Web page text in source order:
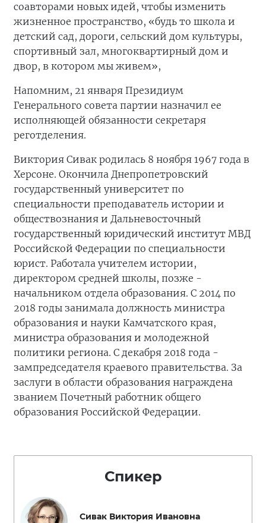
соавторами новых идей, чтобы изменить
жизненное пространство, «будь то школа и
детский сад, дороги, сельский дом культуры,
спортивный зал, многоквартирный дом и
двор, в котором мы живем»,
Напомним, 21 января Президиум
Генерального совета партии назначил ее
исполняющей обязанности секретаря
реготделения.
Виктория Сивак родилась 8 ноября 1967 года в
Херсоне. Окончила Днепропетровский
государственный университет по
специальности преподаватель истории и
обществознания и Дальневосточный
государственный юридический институт МВД
Российской Федерации по специальности
юрист. Работала учителем истории,
директором средней школы, позже -
начальником отдела образования. С 2014 по
2018 годы занимала должность министра
образования и науки Камчатского края,
министра образования и молодежной
политики региона. С декабря 2018 года -
зампредседателя краевого правительства. За
заслуги в области образования награждена
званием Почетный работник общего
образования Российской Федерации.
Спикер
Сивак Виктория Ивановна